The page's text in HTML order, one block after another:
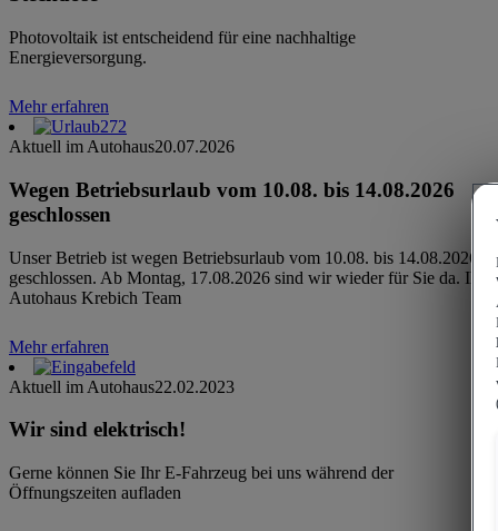
Photovoltaik ist entscheidend für eine nachhaltige
Energieversorgung.
Mehr erfahren
Aktuell im Autohaus20.07.2026
Wegen Betriebsurlaub vom 10.08. bis 14.08.2026
geschlossen
Unser Betrieb ist wegen Betriebsurlaub vom 10.08. bis 14.08.2026
geschlossen. Ab Montag, 17.08.2026 sind wir wieder für Sie da. Ihr
Autohaus Krebich Team
Mehr erfahren
Aktuell im Autohaus22.02.2023
Wir sind elektrisch!
Gerne können Sie Ihr E-Fahrzeug bei uns während der
Öffnungszeiten aufladen